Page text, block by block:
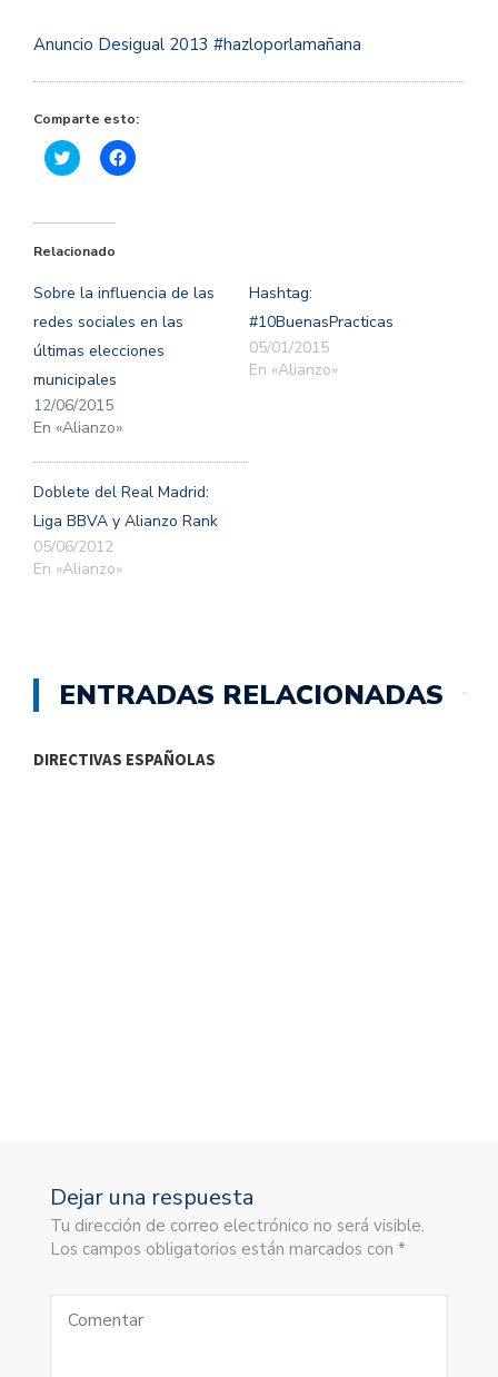
Anuncio Desigual 2013 #hazloporlamañana
Comparte esto:
Haz
clic
Twitter
abre
una
ventana
nueva)
Haz
clic
ventana
nueva)
Relacionado
Sobre la influencia de las
redes sociales en las
últimas elecciones
municipales
12/06/2015
En «Alianzo»
Hashtag:
#10BuenasPracticas
05/01/2015
En «Alianzo»
Doblete del Real Madrid:
Liga BBVA y Alianzo Rank
05/06/2012
En «Alianzo»
ENTRADAS RELACIONADAS
DIRECTIVAS ESPAÑOLAS
Dejar una respuesta
Tu dirección de correo electrónico no será visible.
Los campos obligatorios están marcados con *